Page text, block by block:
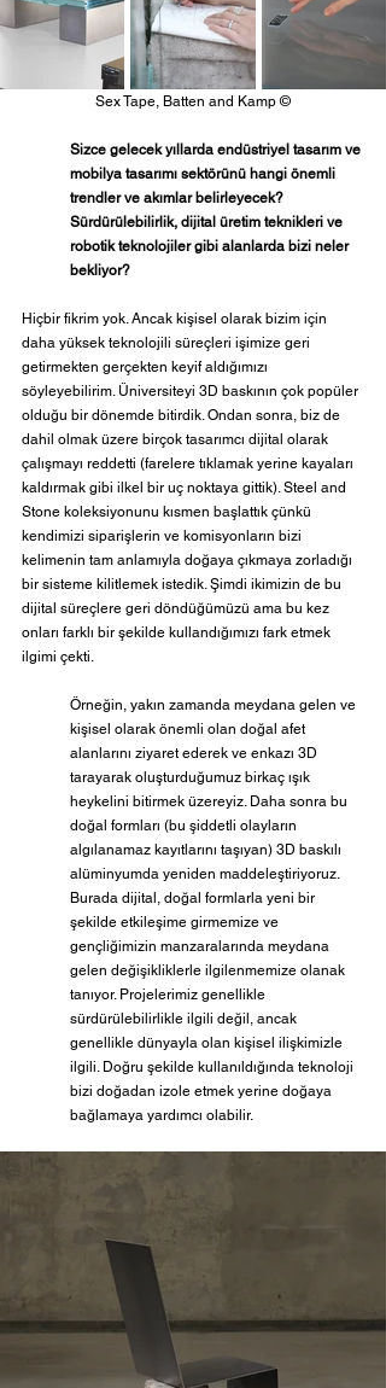
Sex Tape, Batten and Kamp ©
Sizce gelecek yıllarda endüstriyel tasarım ve
mobilya tasarımı sektörünü hangi önemli
trendler ve akımlar belirleyecek?
Sürdürülebilirlik, dijital üretim teknikleri ve
robotik teknolojiler gibi alanlarda bizi neler
bekliyor?
Hiçbir fikrim yok. Ancak kişisel olarak bizim için
daha yüksek teknolojili süreçleri işimize geri
getirmekten gerçekten keyif aldığımızı
söyleyebilirim. Üniversiteyi 3D baskının çok popüler
olduğu bir dönemde bitirdik. Ondan sonra, biz de
dahil olmak üzere birçok tasarımcı dijital olarak
çalışmayı reddetti (farelere tıklamak yerine kayaları
kaldırmak gibi ilkel bir uç noktaya gittik). Steel and
Stone koleksiyonunu kısmen başlattık çünkü
kendimizi siparişlerin ve komisyonların bizi
kelimenin tam anlamıyla doğaya çıkmaya zorladığı
bir sisteme kilitlemek istedik. Şimdi ikimizin de bu
dijital süreçlere geri döndüğümüzü ama bu kez
onları farklı bir şekilde kullandığımızı fark etmek
ilgimi çekti.
Örneğin, yakın zamanda meydana gelen ve
kişisel olarak önemli olan doğal afet
alanlarını ziyaret ederek ve enkazı 3D
tarayarak oluşturduğumuz birkaç ışık
heykelini bitirmek üzereyiz. Daha sonra bu
doğal formları (bu şiddetli olayların
algılanamaz kayıtlarını taşıyan) 3D baskılı
alüminyumda yeniden maddeleştiriyoruz.
Burada dijital, doğal formlarla yeni bir
şekilde etkileşime girmemize ve
gençliğimizin manzaralarında meydana
gelen değişikliklerle ilgilenmemize olanak
tanıyor. Projelerimiz genellikle
sürdürülebilirlikle ilgili değil, ancak
genellikle dünyayla olan kişisel ilişkimizle
ilgili. Doğru şekilde kullanıldığında teknoloji
bizi doğadan izole etmek yerine doğaya
bağlamaya yardımcı olabilir.